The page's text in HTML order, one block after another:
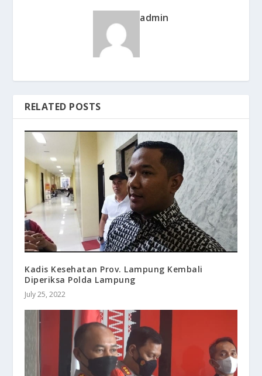
admin
RELATED POSTS
Kadis Kesehatan Prov. Lampung Kembali
Diperiksa Polda Lampung
July 25, 2022